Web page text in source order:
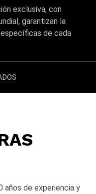
exclusiva, con
garantizan la
de cada
años de experiencia y